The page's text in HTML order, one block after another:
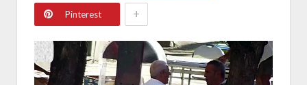
Pinterest +